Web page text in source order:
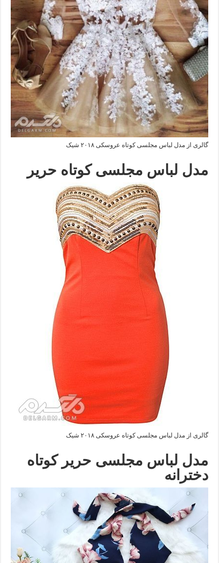
گالری از مدل لباس مجلسی کوتاه عروسکی ۲۰۱۸ شیک
مدل لباس مجلسی کوتاه حریر
گالری از مدل لباس مجلسی کوتاه عروسکی ۲۰۱۸ شیک
مدل لباس مجلسی حریر کوتاه
دخترانه